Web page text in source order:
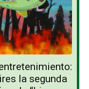
la segunda